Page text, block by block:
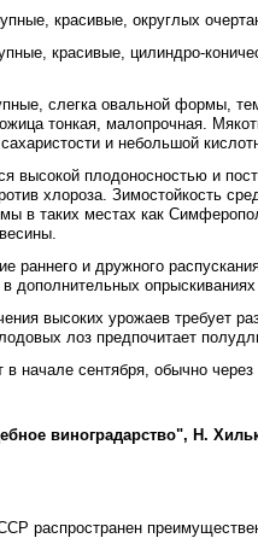
красивые, округлых
красивые, цилиндро-
слегка овальной формы,
тонкая, малопрочная.
и небольшой
высокой плодоносностью и
хлороза. Зимостойкость
в таких местах как
раннего и дружного
дополнительных
высоких урожаев требует
лоз предпочитает
в начале сентября, обычно
виноградарство", Н.
распространен